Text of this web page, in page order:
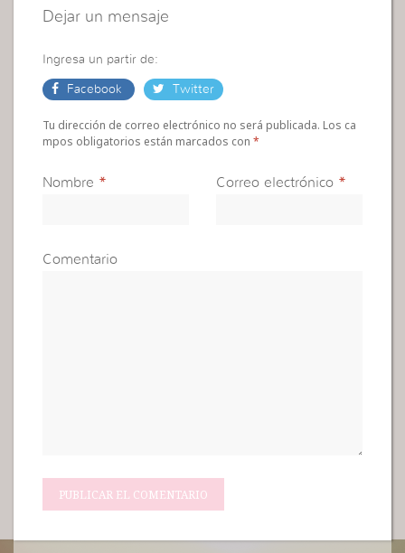
Dejar un mensaje
Ingresa un partir de:
Facebook Twitter
Tu dirección de correo electrónico no será publicada. Los ca
mpos obligatorios están marcados con*
Nombre * Correo electrónico *
Comentario